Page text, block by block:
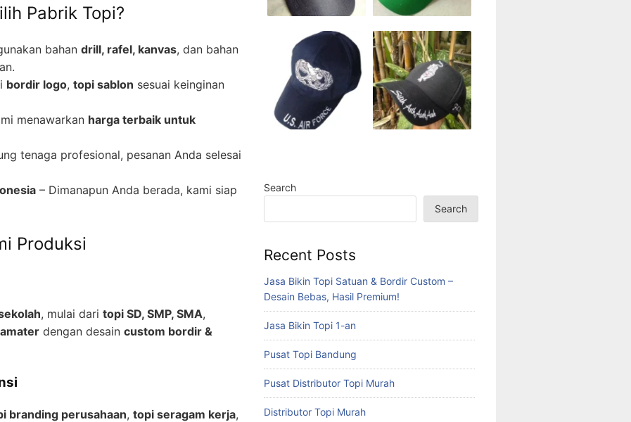
Pabrik Topi?
bahan drill, rafel, kanvas, dan bahan
bordir logo, topi sablon sesuai keinginan
menawarkan harga terbaik untuk
tenaga profesional, pesanan Anda selesai
– Dimanapun Anda berada, kami siap
Produksi
, mulai dari topi SD, SMP, SMA,
dengan desain custom bordir &
branding perusahaan, topi seragam kerja,
Search
Search
Recent Posts
Jasa Bikin Topi Satuan & Bordir Custom –
Desain Bebas, Hasil Premium!
Jasa Bikin Topi 1-an
Pusat Topi Bandung
Pusat Distributor Topi Murah
Distributor Topi Murah